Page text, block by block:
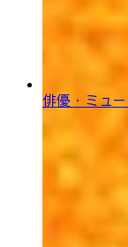
俳優・ミュ